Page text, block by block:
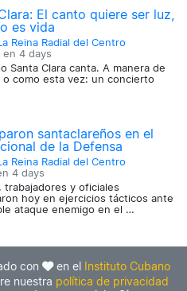
El canto quiere ser luz,
es vida
Reina Radial del Centro
en4 days
Santa Clara canta. A manera de
o como esta vez: un concierto
santaclareños en el
de la Defensa
Reina Radial del Centro
4 days
trabajadores y oficiales
hoy en ejercicios tácticos ante
ataque enemigo en el …
con en el Instituto Cubano
nuestra política de privacidad